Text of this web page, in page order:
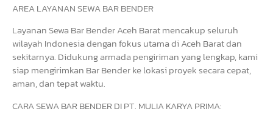
AREA LAYANAN SEWA BAR BENDER
Layanan Sewa Bar Bender Aceh Barat mencakup seluruh
wilayah Indonesia dengan fokus utama di Aceh Barat dan
sekitarnya. Didukung armada pengiriman yang lengkap, kami
siap mengirimkan Bar Bender ke lokasi proyek secara cepat,
aman, dan tepat waktu.
CARA SEWA BAR BENDER DI PT. MULIA KARYA PRIMA: